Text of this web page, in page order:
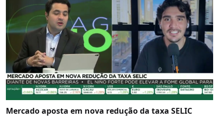
Mercado aposta em nova redução da taxa SELIC